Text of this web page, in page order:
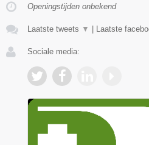
Openingstijden onbekend
Laatste tweets ▼ Laatste
Sociale media: